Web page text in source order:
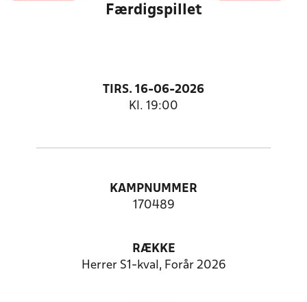
Færdigspillet
TIRS. 16-06-2026
Kl. 19:00
KAMPNUMMER
170489
RÆKKE
Herrer S1-kval, Forår 2026